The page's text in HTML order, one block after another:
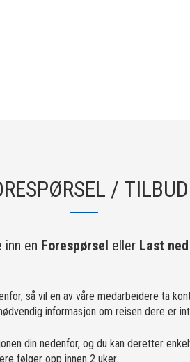
/ TILBUD
inn en Forespørsel ellerLast
så vil en av våre medarbeidere ta
informasjon om reisen dere er
din nedenfor, og du kan deretter
følger opp innen 2 uker.